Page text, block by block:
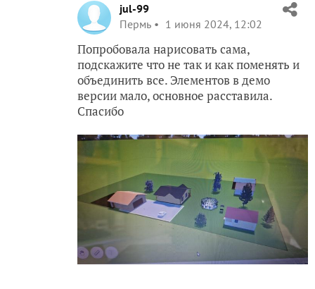
jul-99
Пермь
1 июня 2024, 12:02
Попробовала нарисовать сама,
подскажите что не так и как поменять и
объединить все. Элементов в демо
версии мало, основное расставила.
Спасибо